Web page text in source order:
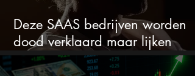
Deze SAAS bedrijven worden
dood verklaard maar lijken
springlevend